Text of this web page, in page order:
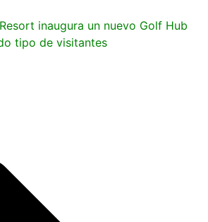
inaugura un nuevo Golf Hub
tipo de visitantes